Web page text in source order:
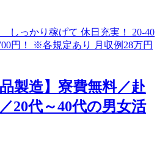
製造】寮費無料／赴
20代～40代の男女活